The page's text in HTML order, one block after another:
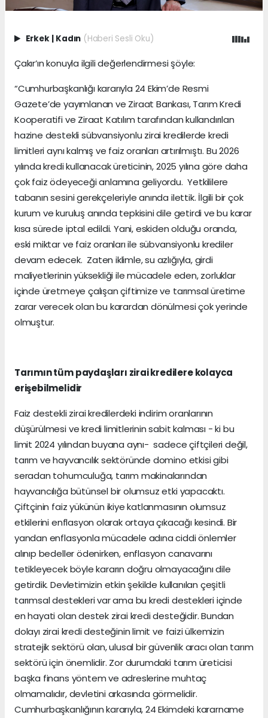
Erkek Kadın (Haberi Sesli Oku)
Çakır’ın konuyla ilgili değerlendirmesi şöyle:
“Cumhurbaşkanlığı kararıyla 24 Ekim’de Resmi
Gazete’de yayımlanan ve Ziraat Bankası, Tarım Kredi
Kooperatifi ve Ziraat Katılım tarafından kullandırılan
hazine destekli sübvansiyonlu zirai kredilerde kredi
limitleri aynı kalmış ve faiz oranları artırılmıştı. Bu 2026
yılında kredi kullanacak üreticinin, 2025 yılına göre daha
çok faiz ödeyeceği anlamına geliyordu. Yetkililere
tabanın sesini gerekçeleriyle anında ilettik. İlgili bir çok
kurum ve kuruluş anında tepkisini dile getirdi ve bu karar
kısa sürede iptal edildi. Yani, eskiden olduğu oranda,
eski miktar ve faiz oranları ile sübvansiyonlu krediler
devam edecek. Zaten iklimle, su azlığıyla, girdi
maliyetlerinin yüksekliği ile mücadele eden, zorluklar
içinde üretmeye çalışan çiftimize ve tarımsal üretime
zarar verecek olan bu karardan dönülmesi çok yerinde
olmuştur.
Tarımın tüm paydaşları zirai kredilere kolayca
erişebilmelidir
Faiz destekli zirai kredilerdeki indirim oranlarının
düşürülmesi ve kredi limitlerinin sabit kalması - ki bu
limit 2024 yılından buyana aynı- sadece çiftçileri değil,
tarım ve hayvancılık sektöründe domino etkisi gibi
seradan tohumculuğa, tarım makinalarından
hayvancılığa bütünsel bir olumsuz etki yapacaktı.
Çiftçinin faiz yükünün ikiye katlanmasının olumsuz
etkilerini enflasyon olarak ortaya çıkacağı kesindi. Bir
yandan enflasyonla mücadele adına ciddi önlemler
alınıp bedeller ödenirken, enflasyon canavarını
tetikleyecek böyle kararın doğru olmayacağını dile
getirdik. Devletimizin etkin şekilde kullanılan çeşitli
tarımsal destekleri var ama bu kredi destekleri içinde
en hayati olan destek zirai kredi desteğidir. Bundan
dolayı zirai kredi desteğinin limit ve faizi ülkemizin
stratejik sektörü olan, ulusal bir güvenlik aracı olan tarım
sektörü için önemlidir. Zor durumdaki tarım üreticisi
başka finans yöntem ve adreslerine muhtaç
olmamalıdır, devletini arkasında görmelidir.
Cumhurbaşkanlığının kararıyla, 24 Ekimdeki kararname